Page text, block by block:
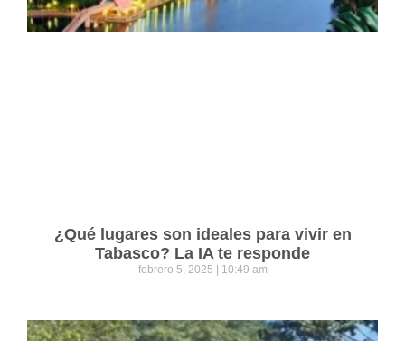
¿Qué lugares son ideales para vivir en
Tabasco? La IA te responde
febrero 5, 2025 10:49 am